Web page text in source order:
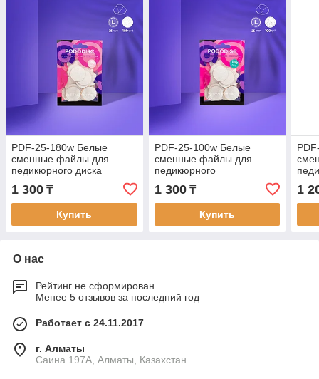
PDF-25-180w Белые
сменные файлы для
педикюрного диска
PODODISK STALEKS PRO
L 180 грит (50 шт)
1 300 ₸
Купить
PDF-25-100w Белые
сменные файлы для
педикюрного
дискаPODODISK STALEKS
PRO L 100 грит (50 шт)
1 300₸
Купить
M
1
О нас
Рейтинг не сформирован
Менее 5 отзывов за последний год
Работает с 24.11.2017
г. Алматы
Саина 197А, Алматы, Казахстан